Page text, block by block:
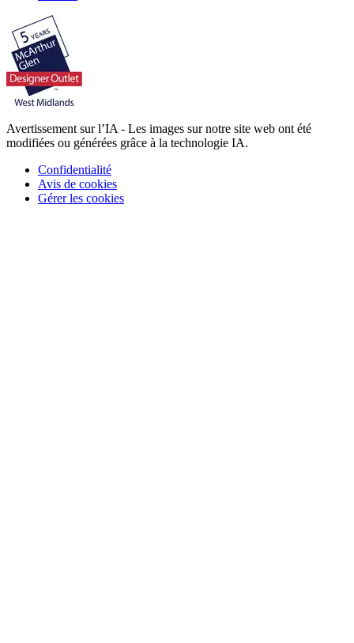
Avertissement sur l’IA - Les images sur notre site web ont été
modifiées ou générées grâce à la technologie IA.
Confidentialité
Avis de cookies
Gérer les cookies